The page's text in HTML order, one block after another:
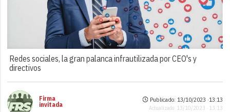
Redes sociales, la gran palanca infrautilizada por CEO's y
directivos
Firma
invitada
Publicado: 13/10/2023 ·13:13
Actualizado: 13/10/2023 · 13:13